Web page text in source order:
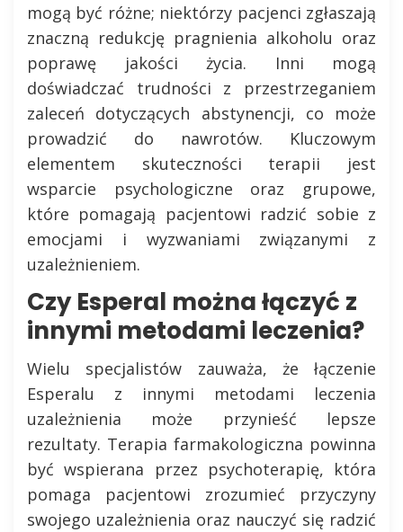
mogą być różne; niektórzy pacjenci zgłaszają
znaczną redukcję pragnienia alkoholu oraz
poprawę jakości życia. Inni mogą
doświadczać trudności z przestrzeganiem
zaleceń dotyczących abstynencji, co może
prowadzić do nawrotów. Kluczowym
elementem skuteczności terapii jest
wsparcie psychologiczne oraz grupowe,
które pomagają pacjentowi radzić sobie z
emocjami i wyzwaniami związanymi z
uzależnieniem.
Czy Esperal można łączyć z
innymi metodami leczenia?
Wielu specjalistów zauważa, że łączenie
Esperalu z innymi metodami leczenia
uzależnienia może przynieść lepsze
rezultaty. Terapia farmakologiczna powinna
być wspierana przez psychoterapię, która
pomaga pacjentowi zrozumieć przyczyny
swojego uzależnienia oraz nauczyć się radzić